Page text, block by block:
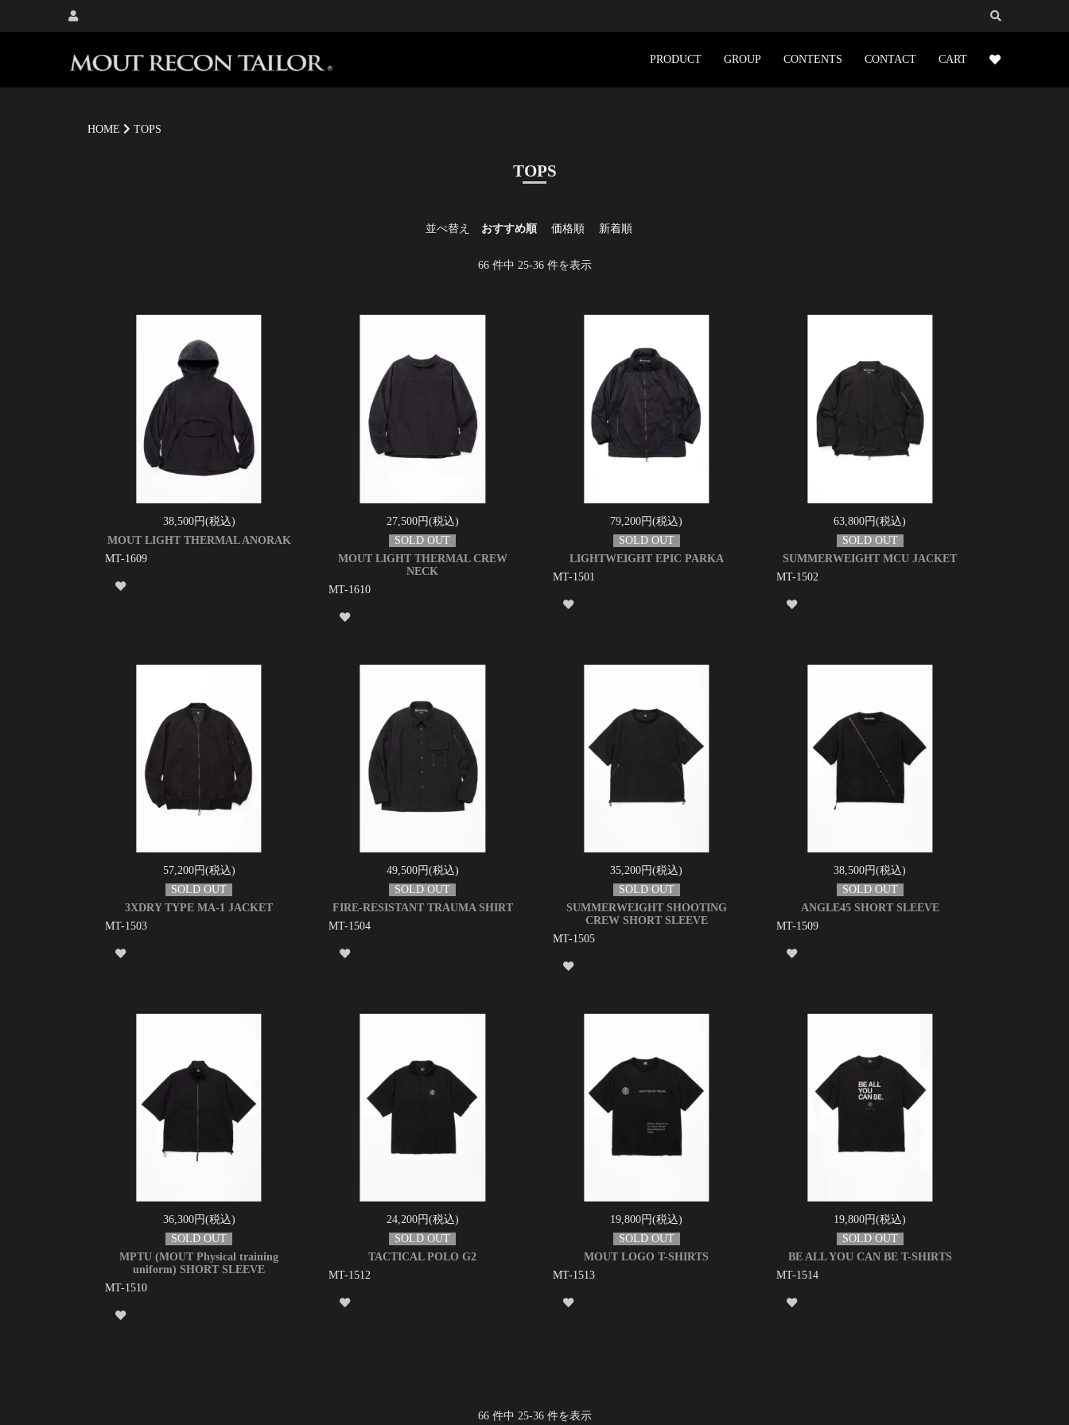
PRODUCT GROUP CONTENTS CONTACT CART
HOME TOPS
TOPS
並べ替え おすすめ順 価格順 新着順
66件中 25-36件を表示
38,500円(税込)
MOUT LIGHT THERMAL ANORAK
MT-1609
27,500円(税込)
MOUT LIGHT THERMAL CREW
NECK
MT-1610
79,200円(税込)
LIGHTWEIGHT EPIC PARKA
MT-1501
63,800円(税込)
SUMMERWEIGHT MCU JACKET
MT-1502
57,200円(税込)
3XDRY TYPE MA-1 JACKET
MT-1503
49,500円(税込)
FIRE-RESISTANT TRAUMA SHIRT
MT-1504
35,200円(税込)
SUMMERWEIGHT SHOOTING
CREW SHORT SLEEVE
MT-1505
38,500円(税込)
ANGLE45 SHORT SLEEVE
MT-1509
36,300円(税込)
MPTU (MOUT Physical training
uniform) SHORT SLEEVE
MT-1510
24,200円(税込)
TACTICAL POLO G2
MT-1512
19,800円(税込)
MOUT LOGO T-SHIRTS
MT-1513
19,800円(税込)
BE ALL YOU CAN BE T-SHIRTS
MT-1514
66件中 25-36件を表示